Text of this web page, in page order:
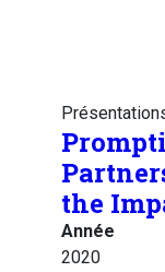
the
Année
2020